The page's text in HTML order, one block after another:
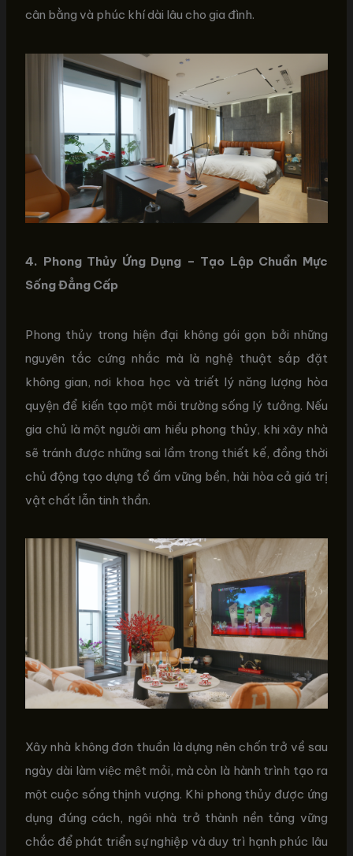
cân bằng và phúc khí dài lâu cho gia đình.
4. Phong Thủy Ứng Dụng – Tạo Lập Chuẩn Mực
Sống Đẳng Cấp
Phong thủy trong hiện đại không gói gọn bởi những
nguyên tắc cứng nhắc mà là nghệ thuật sắp đặt
không gian, nơi khoa học và triết lý năng lượng hòa
quyện để kiến tạo một môi trường sống lý tưởng. Nếu
gia chủ là một người am hiểu phong thủy, khi xây nhà
sẽ tránh được những sai lầm trong thiết kế, đồng thời
chủ động tạo dựng tổ ấm vững bền, hài hòa cả giá trị
vật chất lẫn tinh thần.
Xây nhà không đơn thuần là dựng nên chốn trở về sau
ngày dài làm việc mệt mỏi, mà còn là hành trình tạo ra
một cuộc sống thịnh vượng. Khi phong thủy được ứng
dụng đúng cách, ngôi nhà trở thành nền tảng vững
chắc để phát triển sự nghiệp và duy trì hạnh phúc lâu